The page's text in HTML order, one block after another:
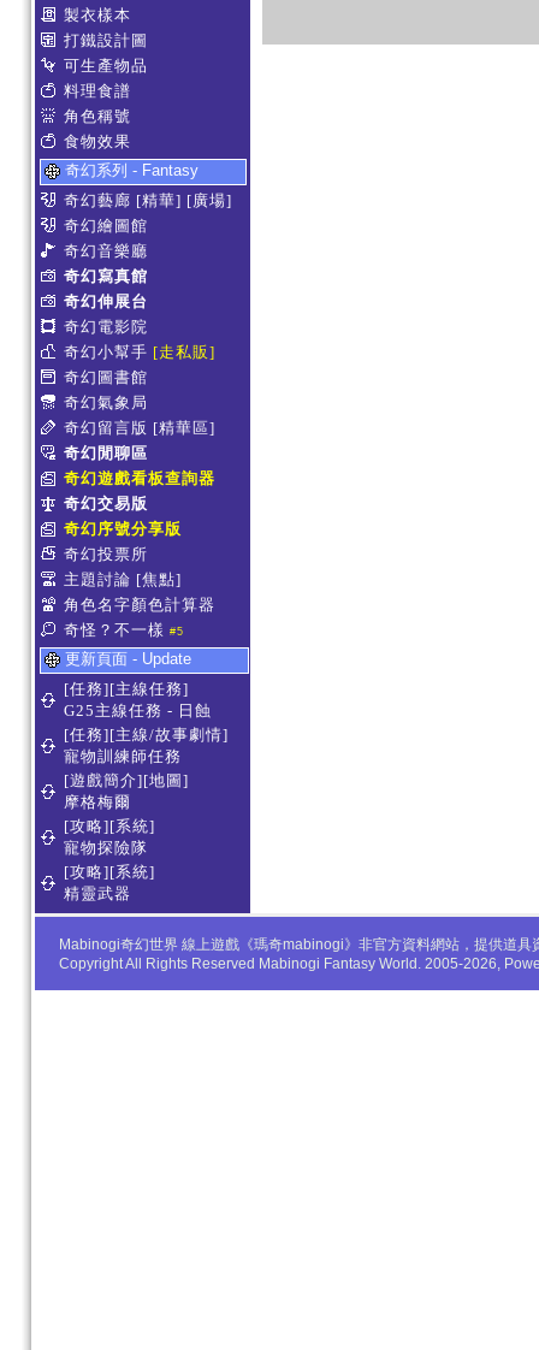
製衣樣本
打鐵設計圖
可生產物品
料理食譜
角色稱號
食物效果
奇幻系列 - Fantasy
奇幻藝廊 [精華] [廣場]
奇幻繪圖館
奇幻音樂廳
奇幻寫真館
奇幻伸展台
奇幻電影院
奇幻小幫手 [走私販]
奇幻圖書館
奇幻氣象局
奇幻留言版 [精華區]
奇幻閒聊區
奇幻遊戲看板查詢器
奇幻交易版
奇幻序號分享版
奇幻投票所
主題討論 [焦點]
角色名字顏色計算器
奇怪？不一樣 #5
更新頁面 - Update
[任務][主線任務]
G25主線任務 - 日蝕
[任務][主線/故事劇情]
寵物訓練師任務
[遊戲簡介][地圖]
摩格梅爾
[攻略][系統]
寵物探險隊
[攻略][系統]
精靈武器
Mabinogi奇幻世界 線上遊戲《瑪奇mabinogi》非官方資料網站，提供道
Copyright All Rights Reserved Mabinogi Fantasy World. 2005-2026,